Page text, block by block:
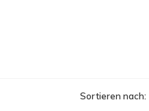
Sortieren nach: